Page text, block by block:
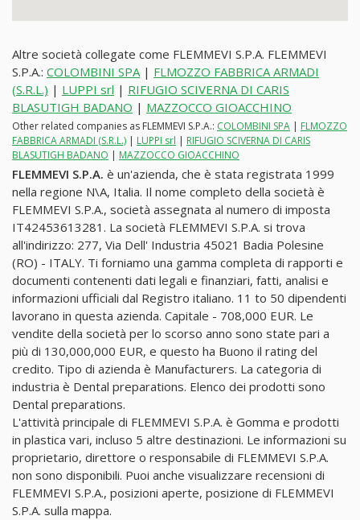
Altre società collegate come FLEMMEVI S.P.A. FLEMMEVI
S.P.A.: COLOMBINI SPA | FLMOZZO FABBRICA ARMADI
(S.R.L.) | LUPPI srl | RIFUGIO SCIVERNA DI CARIS
BLASUTIGH BADANO | MAZZOCCO GIOACCHINO
Other related companies as FLEMMEVI S.P.A.: COLOMBINI SPA | FLMOZZO
FABBRICA ARMADI (S.R.L.) | LUPPI srl | RIFUGIO SCIVERNA DI CARIS
BLASUTIGH BADANO | MAZZOCCO GIOACCHINO
FLEMMEVI S.P.A. è un'azienda, che è stata registrata 1999
nella regione N\A, Italia. Il nome completo della società è
FLEMMEVI S.P.A., società assegnata al numero di imposta
IT42453613281. La società FLEMMEVI S.P.A. si trova
all'indirizzo: 277, Via Dell' Industria 45021 Badia Polesine
(RO) - ITALY. Ti forniamo una gamma completa di rapporti e
documenti contenenti dati legali e finanziari, fatti, analisi e
informazioni ufficiali dal Registro italiano. 11 to 50 dipendenti
lavorano in questa azienda. Capitale - 708,000 EUR. Le
vendite della società per lo scorso anno sono state pari a
più di 130,000,000 EUR, e questo ha Buono il rating del
credito. Tipo di azienda è Manufacturers. La categoria di
industria è Dental preparations. Elenco dei prodotti sono
Dental preparations.
L'attività principale di FLEMMEVI S.P.A. è Gomma e prodotti
in plastica vari, incluso 5 altre destinazioni. Le informazioni su
proprietario, direttore o responsabile di FLEMMEVI S.P.A.
non sono disponibili. Puoi anche visualizzare recensioni di
FLEMMEVI S.P.A., posizioni aperte, posizione di FLEMMEVI
S.P.A. sulla mappa.